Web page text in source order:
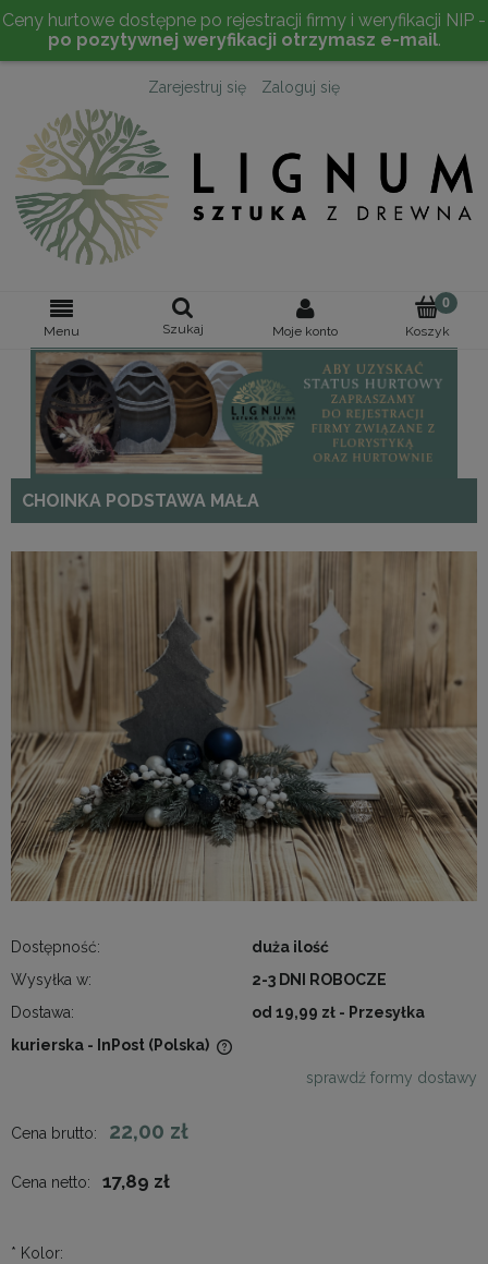
Ceny hurtowe dostępne po rejestracji firmy i weryfikacji NIP -
po pozytywnej weryfikacji otrzymasz e-mail.
Zarejestruj się Zaloguj się
Menu Szukaj Moje konto Koszyk
CHOINKA PODSTAWA MAŁA
Dostępność:
duża ilość
Wysyłka w:
2-3 DNI ROBOCZE
Dostawa:
od 19,99 zł - Przesyłka
kurierska - InPost (Polska)
sprawdź formy dostawy
Cena brutto: 22,00 zł
Cena netto: 17,89 zł
* Kolor: